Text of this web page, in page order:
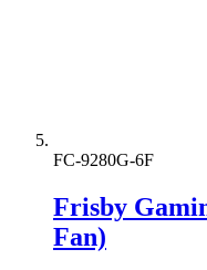
FC-9280G-6F
Frisby
Fan)